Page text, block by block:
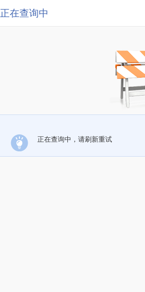
正在查询中
正在查询中，请刷新重试